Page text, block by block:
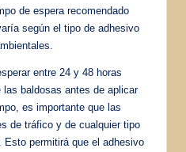
de espera recomendado
según el tipo de adhesivo
entre 24 y 48 horas
baldosas antes de aplicar
es importante que las
de tráfico y de cualquier tipo
permitirá que el adhesivo